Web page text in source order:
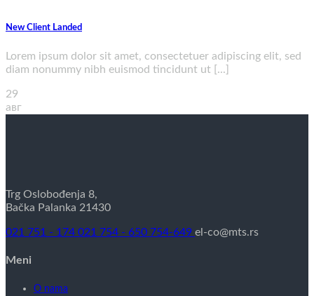
New Client Landed
Lorem ipsum dolor sit amet, consectetuer adipiscing elit, sed
diam nonummy nibh euismod tincidunt ut [...]
29
авг
Trg Oslobođenja 8,
Bačka Palanka 21430
021 751 - 174 021 754 - 650 754-649 el-co@mts.rs
Meni
O nama